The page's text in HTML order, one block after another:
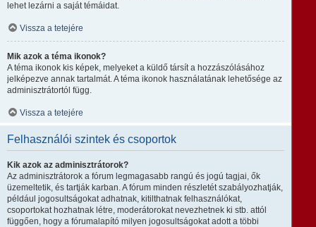
lehet lezárni a saját témáidat.
Vissza a tetejére
Mik azok a téma ikonok?
A téma ikonok kis képek, melyeket a küldő társít a hozzászólásához
jelképezve annak tartalmát. A téma ikonok használatának lehetősége az
adminisztrátortól függ.
Vissza a tetejére
Felhasználói szintek és csoportok
Kik azok az adminisztrátorok?
Az adminisztrátorok a fórum legmagasabb rangú és jogú tagjai, ők
üzemeltetik, és tartják karban. A fórum minden részletét szabályozhatják,
például jogosultságokat adhatnak, kitilthatnak felhasználókat,
csoportokat hozhatnak létre, moderátorokat nevezhetnek ki stb. attól
függően, hogy a fórumalapító milyen jogosultságokat adott a többi